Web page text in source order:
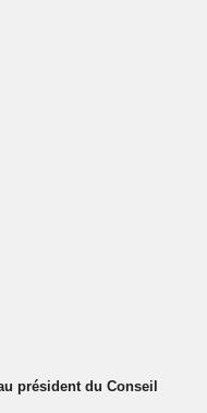
président du Conseil